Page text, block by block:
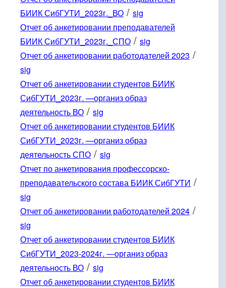
БИИК СибГУТИ_2023г._ВО / sig
Отчет об анкетировании преподавателей
БИИК СибГУТИ_2023г._СПО / sig
Отчет об анкетировании работодателей 2023 /
sig
Отчет об анкетировании студентов БИИК
СибГУТИ_2023г. —организ образ
деятельность ВО / sig
Отчет об анкетировании студентов БИИК
СибГУТИ_2023г. —организ образ
деятельность СПО / sig
Отчет по анкетирования профессорско-
преподавательского состава БИИК СибГУТИ /
sig
Отчет об анкетировании работодателей 2024 /
sig
Отчет об анкетировании студентов БИИК
СибГУТИ_2023-2024г. —организ образ
деятельность ВО / sig
Отчет об анкетировании студентов БИИК